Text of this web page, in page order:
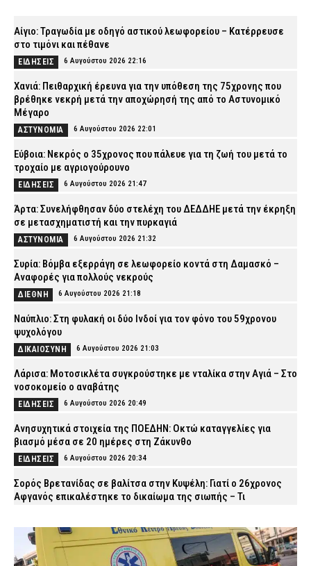
Αίγιο: Τραγωδία με οδηγό αστικού λεωφορείου – Κατέρρευσε
στο τιμόνι και πέθανε
ΕΙΔΗΣΕΙΣ 6 Αυγούστου 2026 22:16
Χανιά: Πειθαρχική έρευνα για την υπόθεση της 75χρονης που
βρέθηκε νεκρή μετά την αποχώρησή της από το Αστυνομικό
Μέγαρο
ΑΣΤΥΝΟΜΙΑ 6 Αυγούστου 2026 22:01
Εύβοια: Νεκρός ο 35χρονος που πάλευε για τη ζωή του μετά το
τροχαίο με αγριογούρουνο
ΕΙΔΗΣΕΙΣ 6 Αυγούστου 2026 21:47
Άρτα: Συνελήφθησαν δύο στελέχη του ΔΕΔΔΗΕ μετά την έκρηξη
σε μετασχηματιστή και την πυρκαγιά
ΑΣΤΥΝΟΜΙΑ 6 Αυγούστου 2026 21:32
Συρία: Βόμβα εξερράγη σε λεωφορείο κοντά στη Δαμασκό –
Αναφορές για πολλούς νεκρούς
ΔΙΕΘΝΗ 6 Αυγούστου 2026 21:18
Ναύπλιο: Στη φυλακή οι δύο Ινδοί για τον φόνο του 59χρονου
ψυχολόγου
ΔΙΚΑΙΟΣΥΝΗ 6 Αυγούστου 2026 21:03
Λάρισα: Μοτοσικλέτα συγκρούστηκε με νταλίκα στην Αγιά – Στο
νοσοκομείο ο αναβάτης
ΕΙΔΗΣΕΙΣ 6 Αυγούστου 2026 20:49
Ανησυχητικά στοιχεία της ΠΟΕΔΗΝ: Οκτώ καταγγελίες για
βιασμό μέσα σε 20 ημέρες στη Ζάκυνθο
ΕΙΔΗΣΕΙΣ 6 Αυγούστου 2026 20:34
Σορός Βρετανίδας σε βαλίτσα στην Κυψέλη: Γιατί ο 26χρονος
Αφγανός επικαλέστηκε το δικαίωμα της σιωπής – Τι
ΑΣΤΥΝΟΜΙΑ 6 Αυγούστου 2026 20:20
Πυρκαγιές: 325 αυτοψίες σε έξι περιφερειακές ενότητες –